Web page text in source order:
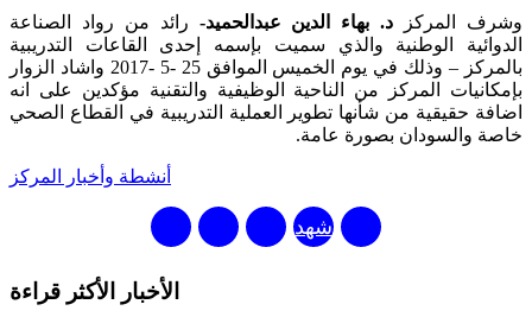
وشرف المركز د. بهاء الدين عبدالحميد- رائد من رواد الصناعة
الدوائية الوطنية والذي سميت بإسمه إحدى القاعات التدريبية
بالمركز – وذلك في يوم الخميس الموافق 25 -5 -2017 واشاد الزوار
بإمكانيات المركز من الناحية الوظيفية والتقنية مؤكدين على انه
اضافة حقيقية من شأنها تطوير العملية التدريبية في القطاع الصحي
خاصة والسودان بصورة عامة.
أنشطة وأخبار المركز
شهد
الأخبار الأكثر قراءة